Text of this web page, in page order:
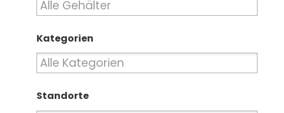
Kategorien
Standorte